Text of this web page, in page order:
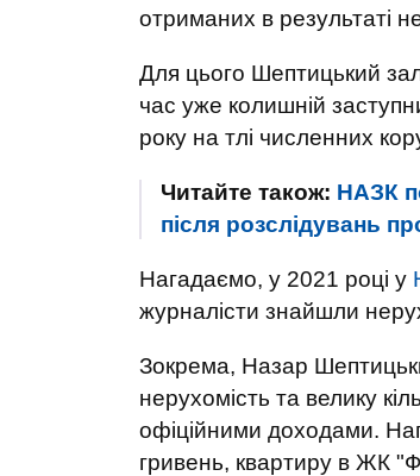
отриманих в результаті
Для цього Шептицький
час уже колишній
року на тлі численних
Читайте також: НАЗК
після розслідувань
Нагадаємо, у 2021 році у
журналісти знайшли
Зокрема, Назар
нерухомість та велику
офіційними доходами.
гривень, квартиру в ЖК